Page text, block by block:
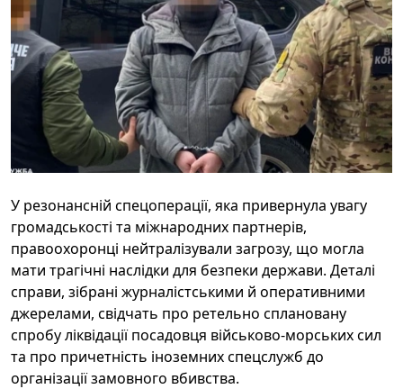
У резонансній спецоперації, яка привернула увагу
громадськості та міжнародних партнерів,
правоохоронці нейтралізували загрозу, що могла
мати трагічні наслідки для безпеки держави. Деталі
справи, зібрані журналістськими й оперативними
джерелами, свідчать про ретельно сплановану
спробу ліквідації посадовця військово-морських сил
та про причетність іноземних спецслужб до
організації замовного вбивства.